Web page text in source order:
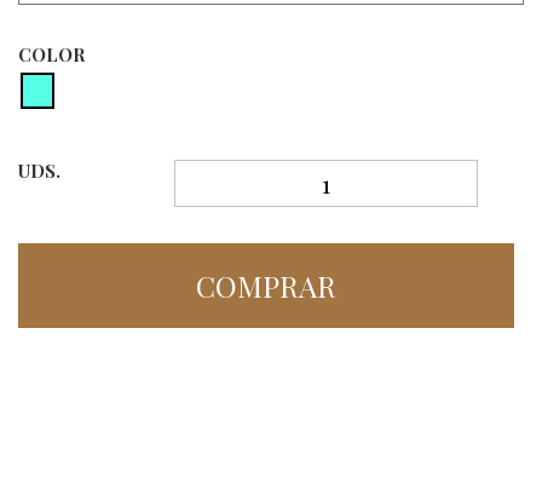
COLOR
UDS.
COMPRAR